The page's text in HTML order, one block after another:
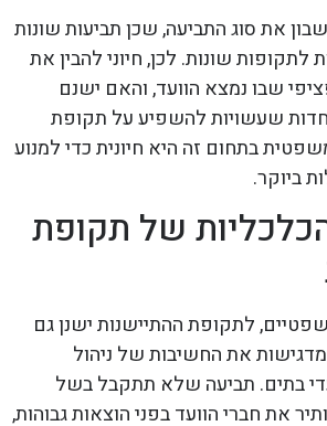
את סוג התביעה, שכן תביעות שונות
לתקופות שונות. לכן, חיוני להבין את
שבו נמצא הוועד, והאם ישנם
שעשויות להשפיע על תקופת
בתחום זה היא חיונית כדי למנוע
ביוקר.
של תקופת
לתקופת ההתיישנות ישנן גם
את החשיבות של ניהול
בתים. תביעה שלא תתקבל בשל
את חברי הוועד בפני הוצאות גבוהות,